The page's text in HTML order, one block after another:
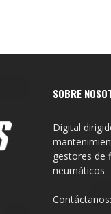
SOBRE
Digital
gestores de
neumáticos.
Contáctanos: